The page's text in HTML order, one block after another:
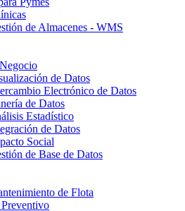
de Almacenes - WMS
de Datos
Electrónico de Datos
de Datos
Estadístico
de Datos
Social
de Base de Datos
de Flota